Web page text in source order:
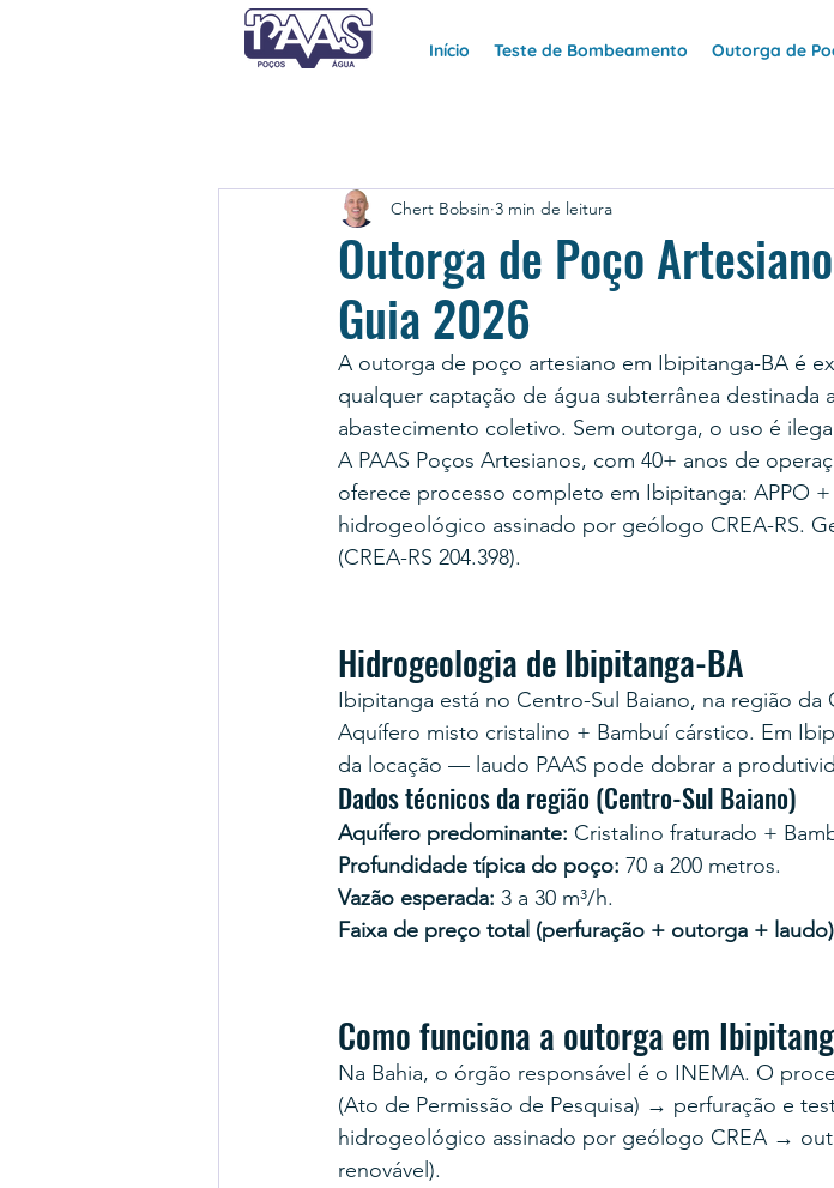
Início Teste de Bombeamento Outorga de
Outorga de Poço
Guia 2026
Chert Bobsin 3 min de leitura
A outorga de poço artesiano em Ibipitanga-BA é
qualquer captação de água subterrânea destinada
abastecimento coletivo. Sem outorga, o uso é
A PAAS Poços Artesianos, com 40+ anos de
oferece processo completo em Ibipitanga: APPO
hidrogeológico assinado por geólogo CREA-RS.
(CREA-RS 204.398).
Hidrogeologia de Ibipitanga-BA
Ibipitanga está no Centro-Sul Baiano, na região da
Aquífero misto cristalino + Bambuí cárstico. Em
da locação — laudo PAAS pode dobrar a
Dados técnicos da região (Centro-Sul Baiano)
Aquífero predominante: Cristalino fraturado +
Profundidade típica do poço: 70 a 200 metros.
Vazão esperada: 3 a 30 m³/h.
Faixa de preço total (perfuração + outorga +
Como funciona a outorga em
Na Bahia, o órgão responsável é o INEMA. O
(Ato de Permissão de Pesquisa) → perfuração e
hidrogeológico assinado por geólogo CREA →
renovável).